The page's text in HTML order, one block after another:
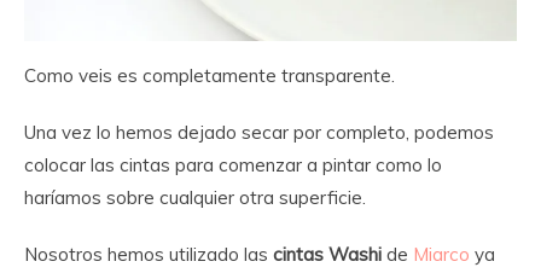
Como veis es completamente transparente.
Una vez lo hemos dejado secar por completo, podemos
colocar las cintas para comenzar a pintar como lo
haríamos sobre cualquier otra superficie.
Nosotros hemos utilizado las cintas Washi de Miarco ya